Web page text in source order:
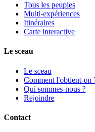
Tous les peuples
Multi-expériences
Itinéraires
Carte interactive
Le sceau
Le sceau
Comment l'obtient-on
Qui sommes-nous ?
Rejoindre
Contact